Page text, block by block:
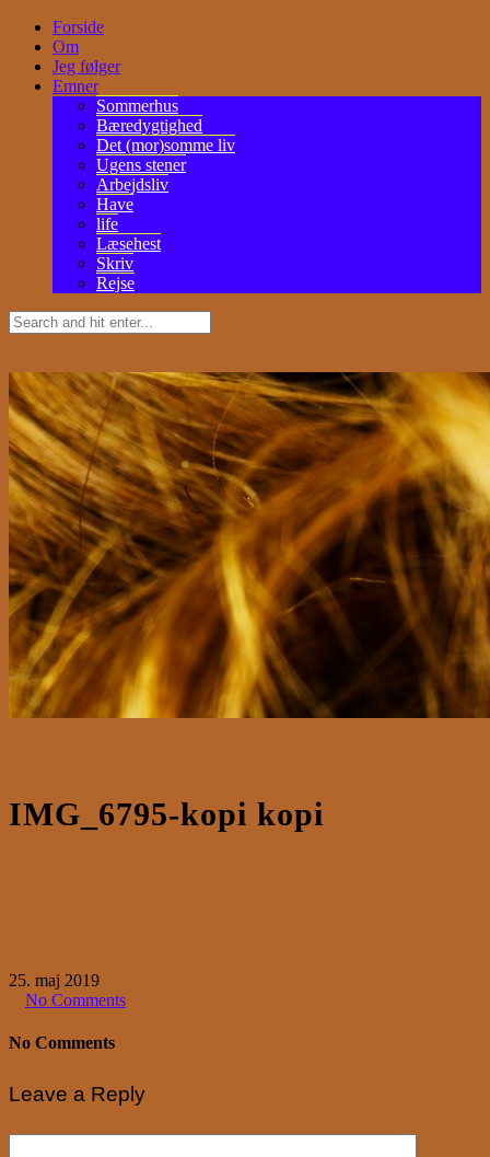
Forside
Om
Jeg følger
Emner
Sommerhus
Bæredygtighed
Det (mor)somme liv
Ugens stener
Arbejdsliv
Have
life
Læsehest
Skriv
Rejse
IMG_6795-kopi kopi
25. maj 2019
No Comments
No Comments
Leave a Reply